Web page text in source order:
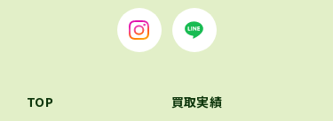
TOP
買取実績